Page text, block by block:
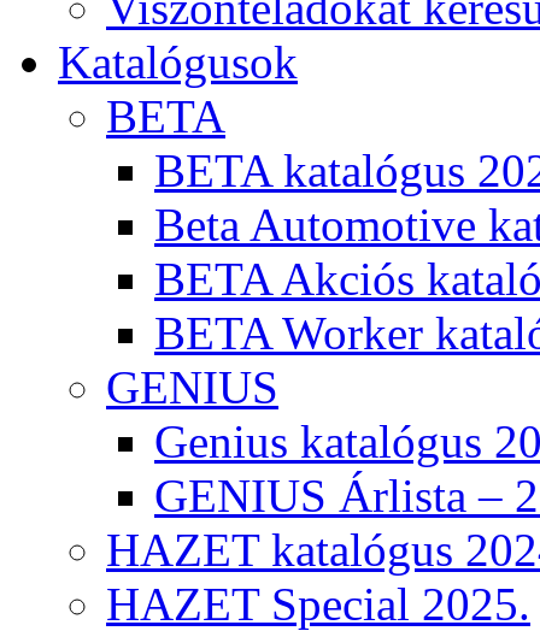
Katalógusok
BETA
BETA katalógus
Beta Automotive
BETA Akciós
BETA Worker
GENIUS
Genius katalógus
GENIUS Árlista –
HAZET katalógus
HAZET Special 2025.